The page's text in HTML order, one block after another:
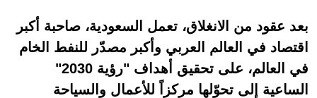
بعد عقود من الانغلاق، تعمل السعودية، صاحبة أكبر
اقتصاد في العالم العربي وأكبر مصدّر للنفط الخام
في العالم، على تحقيق أهداف "رؤية 2030"
الساعية إلى تحوّلها مركزاً للأعمال والسياحة